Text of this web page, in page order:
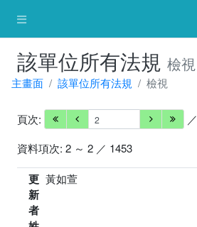
該單位所有法規 檢視
主畫面 該單位所有法規 檢視
頁次:
資料項次: 2 ～ 2 ／ 1453
更
新
者
黃如萱